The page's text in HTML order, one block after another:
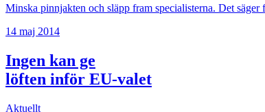
Minska pinnjakten och släpp fram specialisterna. Det
14 maj 2014
Ingen kan ge
löften inför EU-valet
Aktuellt